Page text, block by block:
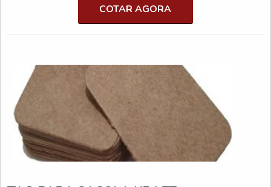
assertividade com comprometimento com os resultados dos
clientes.MAIS DETALHES IMPORTANTES SOBRE A
EMPRESAA Rótulo VK foca a energia em criar aos parceiros
realizadas as atividades, e equipamentos de última geração,
tudo isso para garantir que se tenha empresa de etiquetas
adesivas SP com excelente custo-benefício.Isto tudo é a
razão pela qual a Rótulo VK é responsável quando se
explana o segmento de flexografia. O objetivo é
disponibilizar a tecnologia e desenvolvimento no que gera
resultado e qualidade para os clientes. Além disso, conta
COTAR AGORA